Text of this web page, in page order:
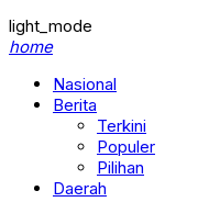
light_mode
home
Nasional
Berita
Terkini
Populer
Pilihan
Daerah